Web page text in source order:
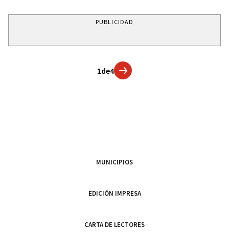
PUBLICIDAD
1de4
MUNICIPIOS
EDICIÓN IMPRESA
CARTA DE LECTORES